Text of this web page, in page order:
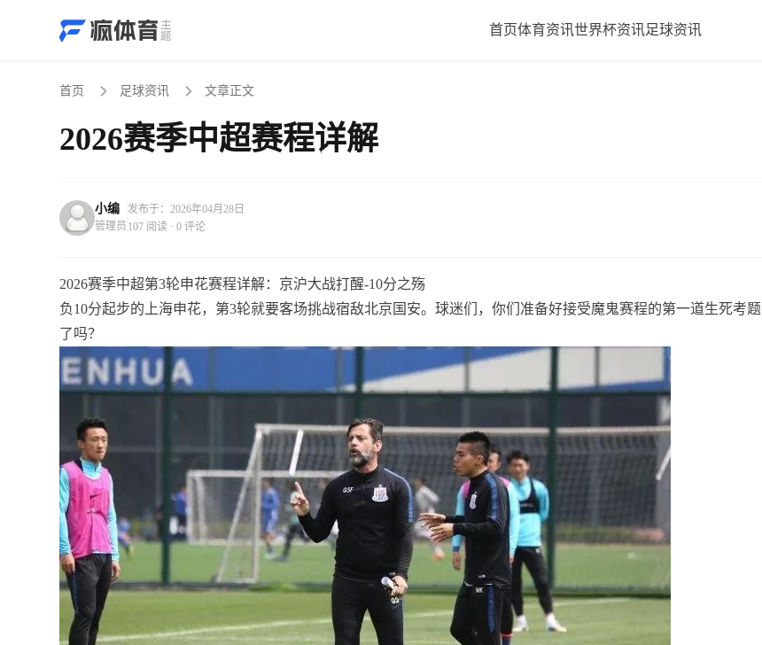
首页体育资讯世界杯资讯足球资讯
首页 足球资讯 文章正文
2026赛季中超赛程详解
小编
管理员
发布于：2026年04月28日
107 阅读 · 0 评论
2026赛季中超第3轮申花赛程详解：京沪大战打醒-10分之殇
负10分起步的上海申花，第3轮就要客场挑战宿敌北京国安。球迷们，你们准备好接受魔鬼赛程的第一道生死考题
了吗？